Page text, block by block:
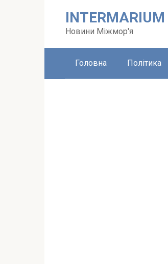
INTERMARIUM
Новини Міжмор'я
Головна Політика